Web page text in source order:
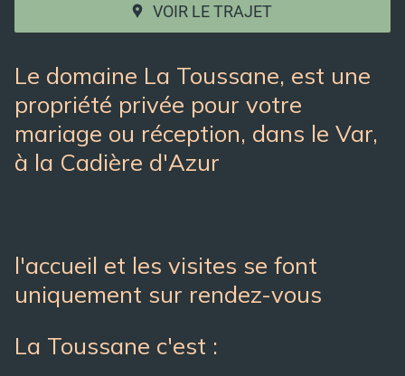
VOIR LE TRAJET
Le domaine La Toussane, est une
propriété privée pour votre
mariage ou réception, dans le Var,
à la Cadière d'Azur
l'accueil et les visites se font
uniquement sur rendez-vous
La Toussane c'est :